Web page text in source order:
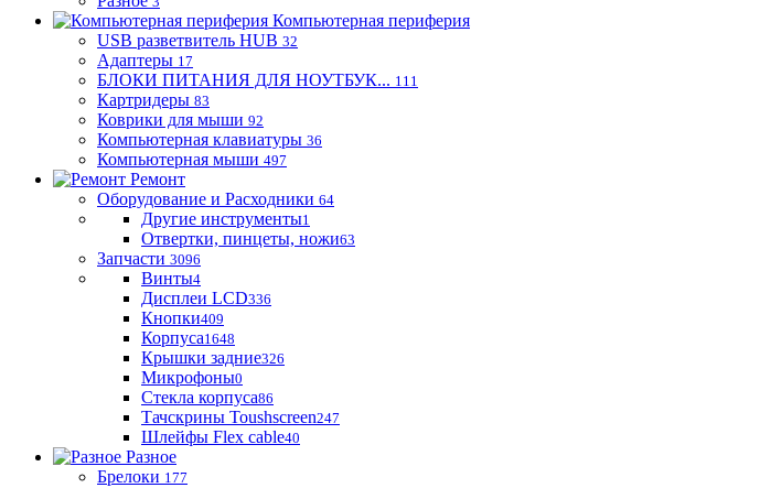
Компьютерная периферия
USB разветвитель HUB 32
Адаптеры 17
БЛОКИ ПИТАНИЯ ДЛЯ НОУТБУК... 111
Картридеры 83
Коврики для мыши 92
Компьютерная клавиатуры 36
Компьютерная мыши 497
Ремонт
Оборудование и Расходники 64
Другие инструменты1
Отвертки, пинцеты, ножи63
Запчасти 3096
Винты4
Дисплеи LCD336
Кнопки409
Корпуса1648
Крышки задние326
Микрофоны0
Стекла корпуса86
Тачскрины Toushscreen247
Шлейфы Flex cable40
Разное
Брелоки 177